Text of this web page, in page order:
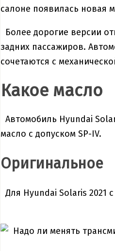
салоне появилась новая
Более дорогие версии
задних пассажиров.
сочетаются с
Какое масло
Автомобиль Hyundai
масло с допуском SP-IV.
Оригинальное
Для Hyundai Solaris 2021